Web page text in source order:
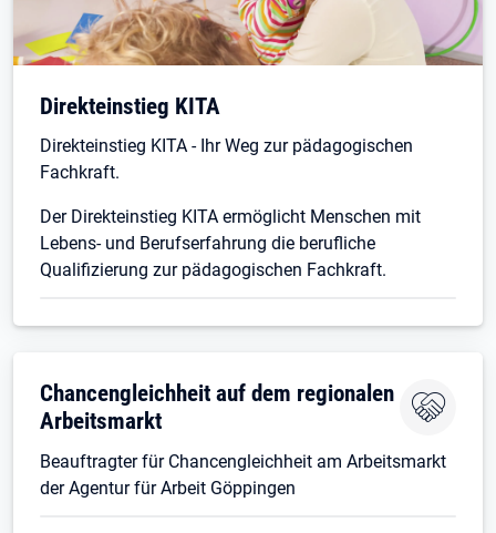
Direkteinstieg KITA
Direkteinstieg KITA - Ihr Weg zur pädagogischen
Fachkraft.
Der Direkteinstieg KITA ermöglicht Menschen mit
Lebens- und Berufserfahrung die berufliche
Qualifizierung zur pädagogischen Fachkraft.
Chancengleichheit auf dem regionalen
Arbeitsmarkt
Beauftragter für Chancengleichheit am Arbeitsmarkt
der Agentur für Arbeit Göppingen